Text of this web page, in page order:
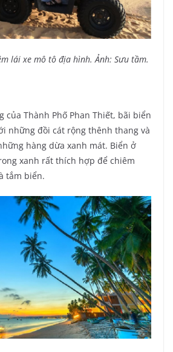
lái xe mô tô địa hình. Ảnh: Sưu tầm.
của Thành Phố Phan Thiết, bãi biển
những đồi cát rộng thênh thang và
hàng dừa xanh mát. Biển ở
xanh rất thích hợp để chiêm
tắm biển.